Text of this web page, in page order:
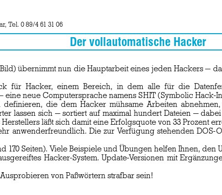
Tel. 0 89/4 61 31 06
Der vollautomatische Hacker
übernimmt nun die Hauptarbeit eines jeden Hackers —
für Hacker, einem Bereich, in dem alle für die
neue Computersprache namens SHIT (Symbolic Hack-
definieren, die dem Hacker mühsame Arbeiten
lassen sich — sortiert auf maximal hundert Dateien —
läßt sich damit eine Erfolgsquote von 33 Prozent
anwenderfreundlich. Die zur Verfügung stehenden
Seiten). Viele Beispiele und Übungen helfen Ihnen, den
Hacker-System. Update-Versionen mit
von Paßwörtern strafbar sein!